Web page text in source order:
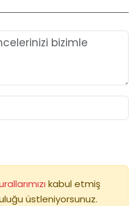
kabul etmiş
üstleniyorsunuz.